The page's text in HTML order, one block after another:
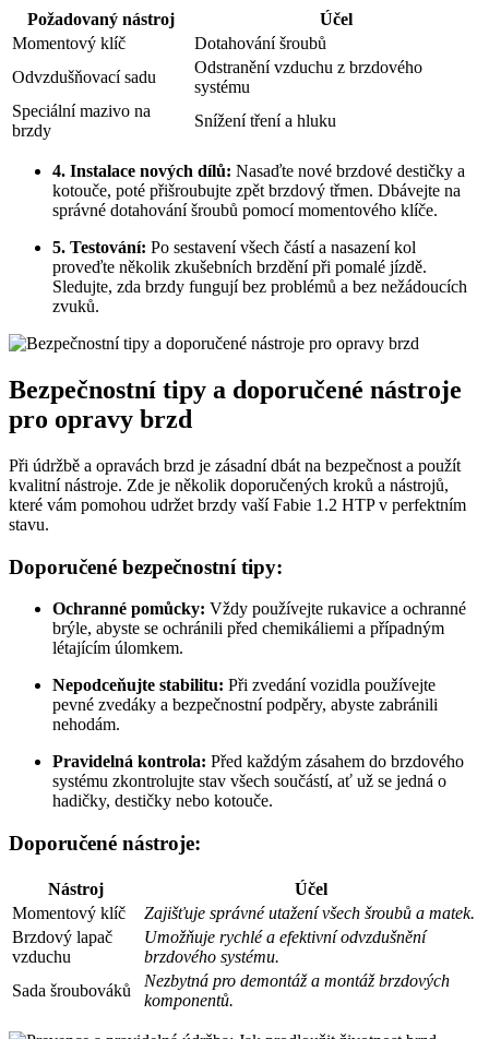
Požadovaný nástroj
Účel
Momentový klíč
Dotahování šroubů
Odvzdušňovací sadu
Odstranění vzduchu z brzdového
systému
Speciální mazivo na
brzdy
Snížení tření a hluku
4. Instalace nových dílů: Nasaďte nové brzdové destičky a
kotouče, poté přišroubujte zpět brzdový třmen. Dbávejte na
správné dotahování šroubů pomocí momentového klíče.
5. Testování: Po sestavení všech částí a nasazení kol
proveďte několik zkušebních brzdění při pomalé jízdě.
Sledujte, zda brzdy fungují bez problémů a bez nežádoucích
zvuků.
Bezpečnostní tipy a doporučené nástroje
pro opravy brzd
Při údržbě a opravách brzd je zásadní dbát na bezpečnost a použít
kvalitní nástroje. Zde je několik doporučených kroků a nástrojů,
které vám pomohou udržet brzdy vaší Fabie 1.2 HTP v perfektním
stavu.
Doporučené bezpečnostní tipy:
Ochranné pomůcky: Vždy používejte rukavice a ochranné
brýle, abyste se ochránili před chemikáliemi a případným
létajícím úlomkem.
Nepodceňujte stabilitu: Při zvedání vozidla používejte
pevné zvedáky a bezpečnostní podpěry, abyste zabránili
nehodám.
Pravidelná kontrola: Před každým zásahem do brzdového
systému zkontrolujte stav všech součástí, ať už se jedná o
hadičky, destičky nebo kotouče.
Doporučené nástroje:
Nástroj
Účel
Momentový klíč
Zajišťuje správné utažení všech šroubů a matek.
Brzdový lapač
vzduchu
Umožňuje rychlé a efektivní odvzdušnění
brzdového systému.
Sada šroubováků
Nezbytná pro demontáž a montáž brzdových
komponentů.